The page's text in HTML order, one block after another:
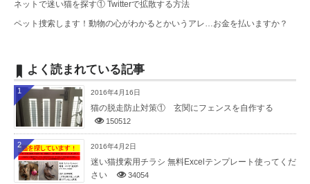
ネットで迷い猫を探す① Twitterで拡散する方法
ペット捜索します！動物の心がわかるとかいうアレ…お金を払いますか？
よく読まれている記事
2016年4月16日
猫の脱走防止対策① 玄関にフェンスを自作する
150512
1
2016年4月2日
迷い猫捜索用チラシ 無料Excelテンプレート使ってくだ
さい
34054
2